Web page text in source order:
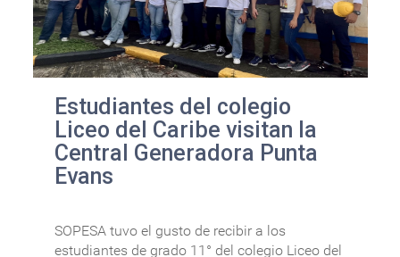
Estudiantes del colegio
Liceo del Caribe visitan la
Central Generadora Punta
Evans
SOPESA tuvo el gusto de recibir a los
estudiantes de grado 11° del colegio Liceo del